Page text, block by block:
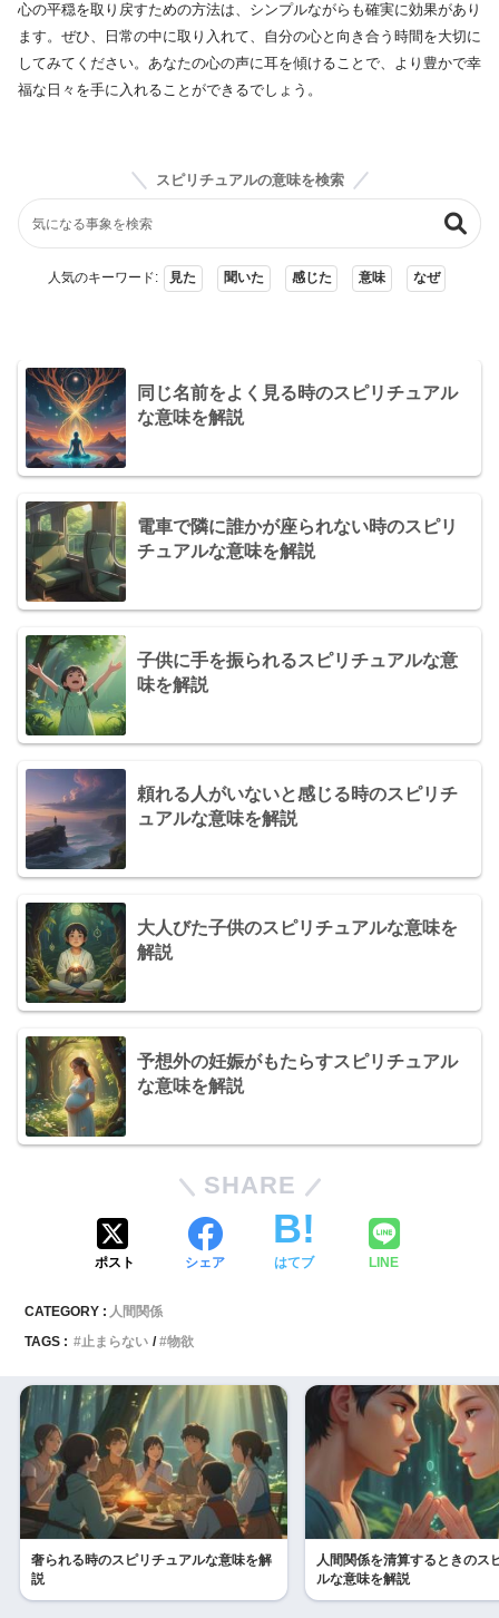
心の平穏を取り戻すための方法は、シンプルながらも確実に効果があり
ます。ぜひ、日常の中に取り入れて、自分の心と向き合う時間を大切に
してみてください。あなたの心の声に耳を傾けることで、より豊かで幸
福な日々を手に入れることができるでしょう。
スピリチュアルの意味を検索
人気のキーワード: 見た 聞いた 感じた 意味 なぜ
同じ名前をよく見る時のスピリチュアル
な意味を解説
電車で隣に誰かが座られない時のスピリ
チュアルな意味を解説
子供に手を振られるスピリチュアルな意
味を解説
頼れる人がいないと感じる時のスピリチ
ュアルな意味を解説
大人びた子供のスピリチュアルな意味を
解説
予想外の妊娠がもたらすスピリチュアル
な意味を解説
SHARE
ポスト シェア はてブ LINE
CATEGORY : 人間関係
TAGS :
止まらない 物欲
奢られる時のスピリチュアルな意味を解
説
人間関係を清算するときのス
ルな意味を解説